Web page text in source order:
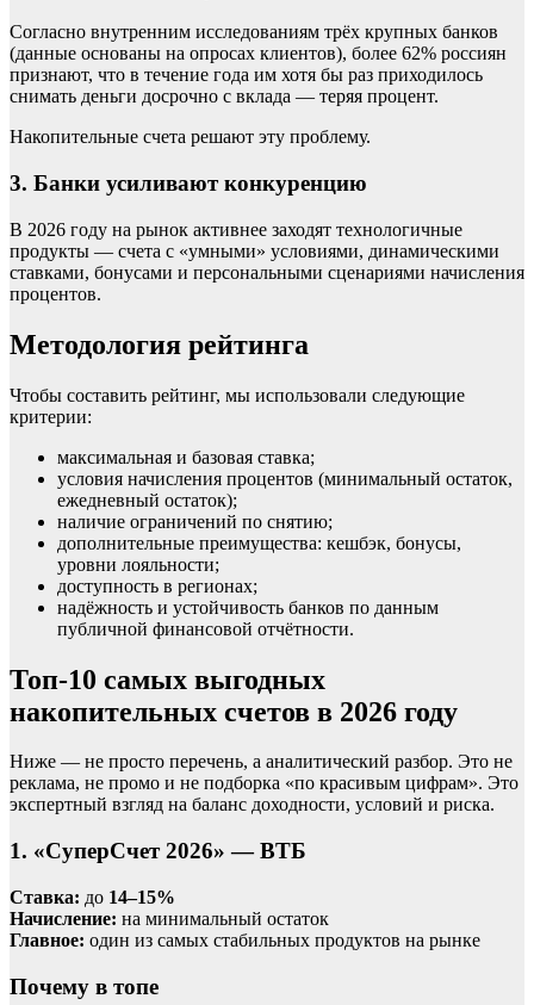
Согласно внутренним исследованиям трёх крупных банков
(данные основаны на опросах клиентов), более 62% россиян
признают, что в течение года им хотя бы раз приходилось
снимать деньги досрочно с вклада — теряя процент.
Накопительные счета решают эту проблему.
3. Банки усиливают конкуренцию
В 2026 году на рынок активнее заходят технологичные
продукты — счета с «умными» условиями, динамическими
ставками, бонусами и персональными сценариями начисления
процентов.
Методология рейтинга
Чтобы составить рейтинг, мы использовали следующие
критерии:
максимальная и базовая ставка;
условия начисления процентов (минимальный остаток,
ежедневный остаток);
наличие ограничений по снятию;
дополнительные преимущества: кешбэк, бонусы,
уровни лояльности;
доступность в регионах;
надёжность и устойчивость банков по данным
публичной финансовой отчётности.
Топ-10 самых выгодных
накопительных счетов в 2026 году
Ниже — не просто перечень, а аналитический разбор. Это не
реклама, не промо и не подборка «по красивым цифрам». Это
экспертный взгляд на баланс доходности, условий и риска.
1. «СуперСчет 2026» — ВТБ
Ставка: до 14–15%
Начисление: на минимальный остаток
Главное: один из самых стабильных продуктов на рынке
Почему в топе